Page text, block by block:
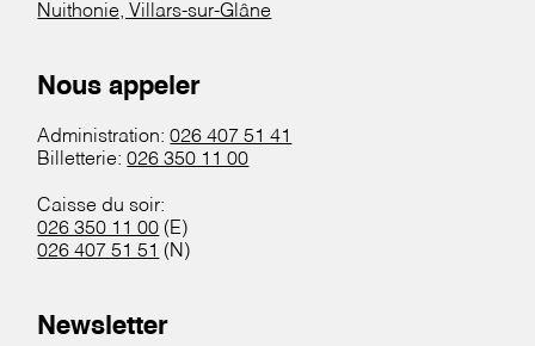
Nuithonie, Villars-sur-Glâne
Nous appeler
Administration:026 407 51 41
Billetterie:026 350 11 00
Caisse du soir:
026 350 11 00 (E)
026 407 51 51 (N)
Newsletter